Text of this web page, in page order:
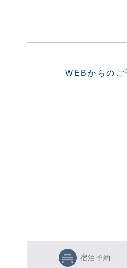
WEBからのご
宿泊予約